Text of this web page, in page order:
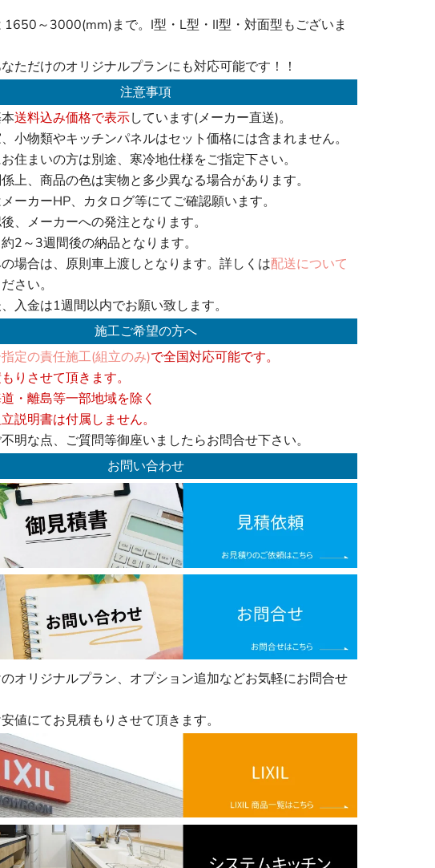
1650～3000(mm)まで。I型・L型・II型・対面型もございま
なただけのオリジナルプランにも対応可能です！！
注意事項
送料込み価格で表示しています(メーカー直送)。
、小物類やキッチンパネルはセット価格には含まれません。
お住まいの方は別途、寒冷地仕様をご指定下さい。
係上、商品の色は実物と多少異なる場合があります。
メーカーHP、カタログ等にてご確認願います。
、メーカーへの発注となります。
2～3週間後の納品となります。
の場合は、原則車上渡しとなります。詳しくは配送について
さい。
入金は1週間以内でお願い致します。
施工ご希望の方へ
定の責任施工(組立のみ)で全国対応可能です。
りさせて頂きます。
・離島等一部地域を除く
説明書は付属しません。
不明な点、ご質問等御座いましたらお問合せ下さい。
お問い合わせ
オリジナルプラン、オプション追加などお気軽にお問合せ
値にてお見積もりさせて頂きます。